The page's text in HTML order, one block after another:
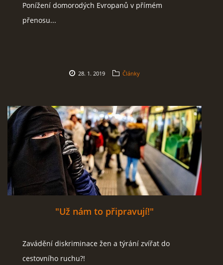
Ponížení domorodých Evropanů v přímém
přenosu...
28. 1. 2019 Články
"Už nám to připravují!"
Zavádění diskriminace žen a týrání zvířat do
cestovního ruchu?!